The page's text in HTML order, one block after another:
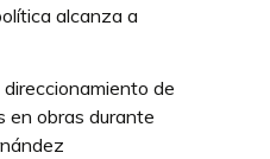
alcanza a
de
en obras durante